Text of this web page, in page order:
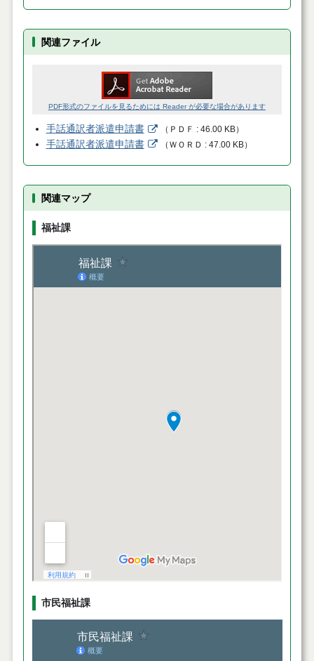
関連ファイル
PDF形式のファイルを見るためには Reader が必要な場合があります
手話通訳者派遣申請書 （ ＰＤＦ 46.00 KB）
手話通訳者派遣申請書 （ ＷＯＲＤ 47.00 KB）
関連マップ
福祉課
市民福祉課